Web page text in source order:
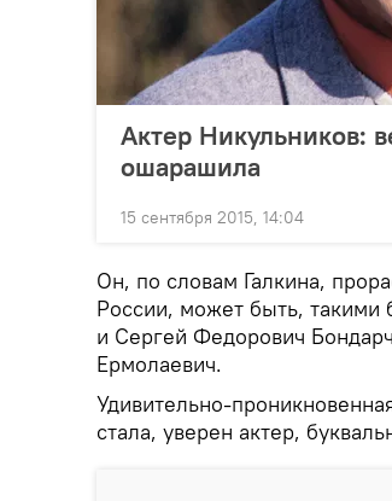
Актер Никульников:
ошарашила
15 сентября 2015, 14:04
Он, по словам Галкина,
России, может быть,
и Сергей Федорович
Ермолаевич.
Удивительно-
стала, уверен актер,